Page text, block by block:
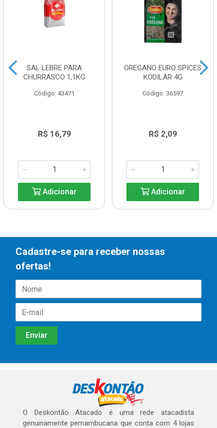
SAL LEBRE PARA
CHURRASCO 1,1KG
Código: 43471
R$ 16,79
Adicionar
OREGANO EURO SPICES
KODILAR 4G
Código: 36597
R$ 2,09
Adicionar
Cadastre-se para receber nossas
ofertas!
O Deskontão Atacado é uma rede atacadista
genuinamente pernambucana que conta com 4 lojas